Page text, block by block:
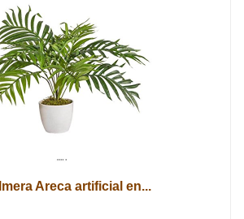
Areca artificial en...